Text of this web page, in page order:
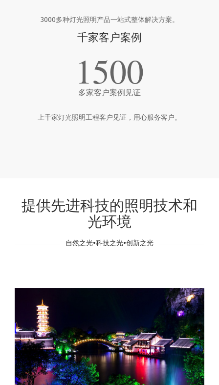
3000多种灯光照明产品一站式整体解决方案。
千家客户案例
1500
多家客户案例见证
上千家灯光照明工程客户见证，用心服务客户。
提供先进科技的照明技术和
光环境
自然之光•科技之光•创新之光